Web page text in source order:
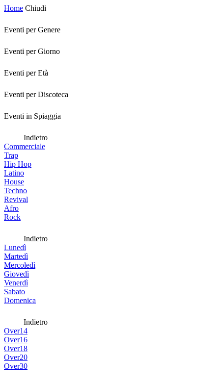
Home Chiudi
Eventi per Genere
Eventi per Giorno
Eventi per Età
Eventi per Discoteca
Eventi in Spiaggia
Indietro
Commerciale
Trap
Hip Hop
Latino
House
Techno
Revival
Afro
Rock
Indietro
Lunedì
Martedì
Mercoledì
Giovedì
Venerdì
Sabato
Domenica
Indietro
Over14
Over16
Over18
Over20
Over30